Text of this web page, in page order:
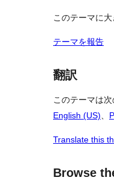
このテーマに
テーマを報告
翻訳
このテーマは
English (US)、
Translate this
Browse